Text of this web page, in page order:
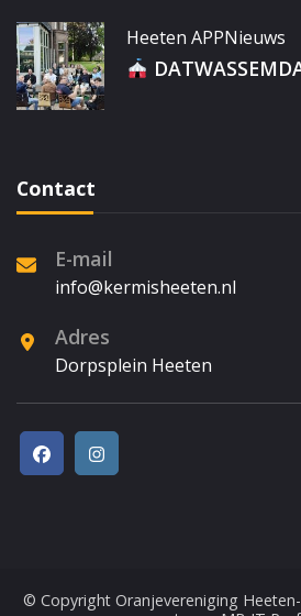
Heeten APPNieuws
Contact
E-mail
info@kermisheeten.nl
Adres
Dorpsplein Heeten
© Copyright Oranjevereniging